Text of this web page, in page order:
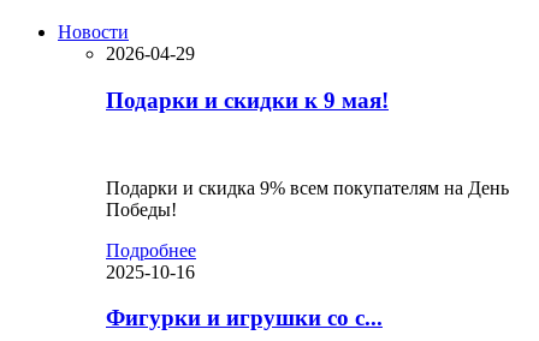
Новости
2026-04-29
Подарки и скидки к 9 мая!
Подарки и скидка 9% всем покупателям на День
Победы!
Подробнее
2025-10-16
Фигурки и игрушки со с...